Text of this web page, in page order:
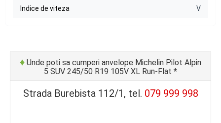
Indice de viteza V
♦ Unde poti sa cumperi anvelope Michelin Pilot Alpin
5 SUV 245/50 R19 105V XL Run-Flat *
Strada Burebista 112/1, tel. 079 999 998